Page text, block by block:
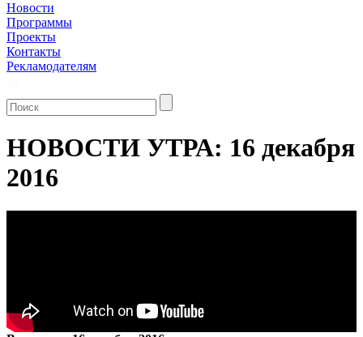
Новости
Программы
Проекты
Контакты
Рекламодателям
НОВОСТИ УТРА: 16 декабря
2016